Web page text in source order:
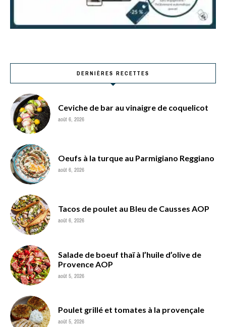
DERNIÈRES RECETTES
Ceviche de bar au vinaigre de coquelicot
août 6, 2026
Oeufs à la turque au Parmigiano Reggiano
août 6, 2026
Tacos de poulet au Bleu de Causses AOP
août 6, 2026
Salade de boeuf thaï à l’huile d’olive de
Provence AOP
août 5, 2026
Poulet grillé et tomates à la provençale
août 5, 2026